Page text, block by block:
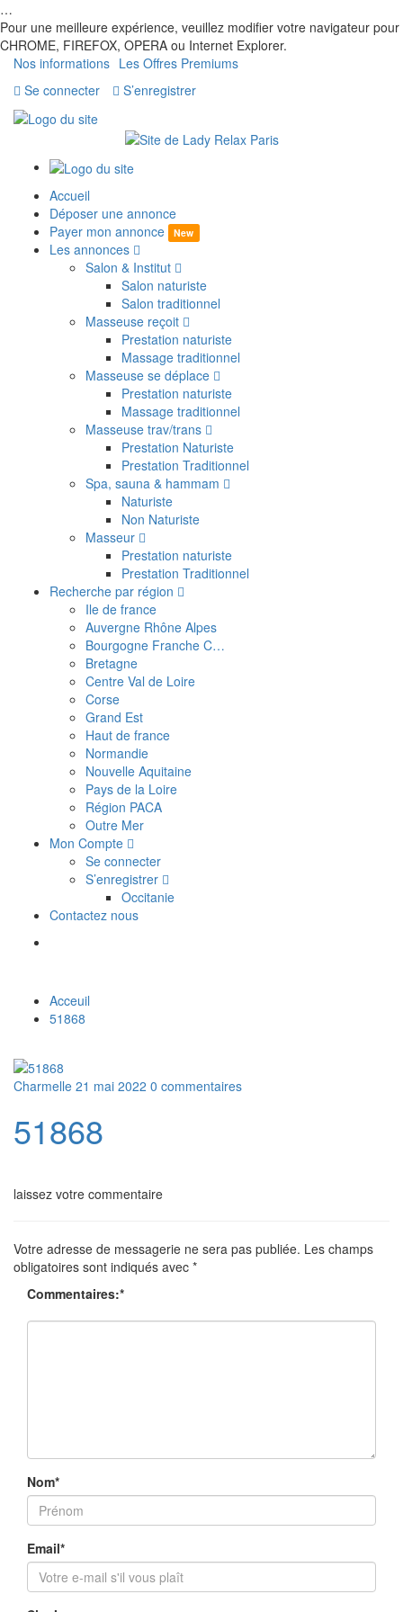
…
Pour une meilleure expérience, veuillez modifier votre navigateur pour
CHROME, FIREFOX, OPERA ou Internet Explorer.
Nos informations Les Offres Premiums
Se connecter
S’enregistrer
Accueil
Déposer une annonce
Payer mon annonce
New
Les annonces
Salon & Institut
Salon naturiste
Salon traditionnel
Masseuse reçoit
Prestation naturiste
Massage traditionnel
Masseuse se déplace
Prestation naturiste
Massage traditionnel
Masseuse trav/trans
Prestation Naturiste
Prestation Traditionnel
Spa, sauna & hammam
Naturiste
Non Naturiste
Masseur
Prestation naturiste
Prestation Traditionnel
Recherche par région
Ile de france
Auvergne Rhône Alpes
Bourgogne Franche C…
Bretagne
Centre Val de Loire
Corse
Grand Est
Haut de france
Normandie
Nouvelle Aquitaine
Pays de la Loire
Région PACA
Outre Mer
Mon Compte
Se connecter
S’enregistrer
Occitanie
Contactez nous
Acceuil
51868
Charmelle 21 mai 2022 0 commentaires
51868
laissez votre commentaire
Votre adresse de messagerie ne sera pas publiée. Les champs
obligatoires sont indiqués avec *
Commentaires:*
Nom*
Email*